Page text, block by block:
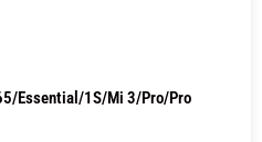
Essential/1S/Mi 3/Pro/Pro